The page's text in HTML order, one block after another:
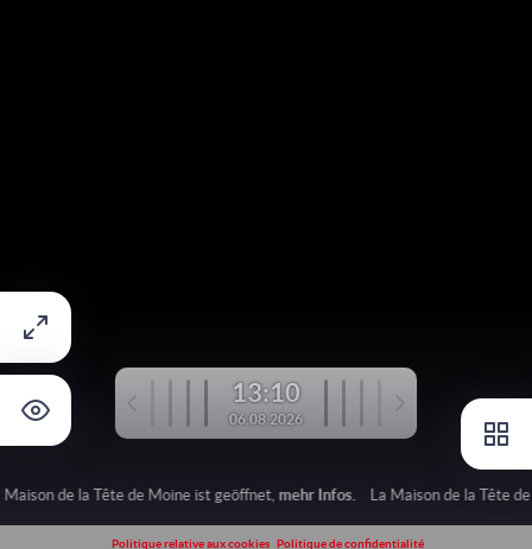
13:10
06.08.2026
de la Tête de Moine ist geöffnet, mehr Infos. La Maison de la Tête
Politique relative aux cookies Politique de confidentialité